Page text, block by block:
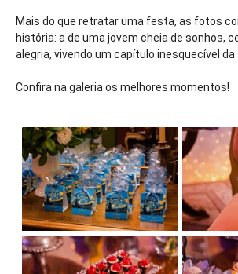
Mais do que retratar uma festa, as fotos
história: a de uma jovem cheia de sonhos,
alegria, vivendo um capítulo inesquecível da
Confira na galeria os melhores momentos!